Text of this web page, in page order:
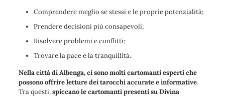
Comprendere meglio se stessi e le proprie potenzialità;
Prendere decisioni più consapevoli;
Risolvere problemi e conflitti;
Trovare la pace e la tranquillità.
Nella città di Albenga, ci sono molti cartomanti esperti che
possono offrire letture dei tarocchi accurate e informative.
Tra questi,spiccano le cartomanti presenti su Divina